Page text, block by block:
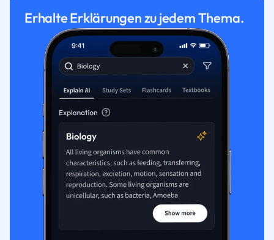
Erhalte Erklärungen zu jedem Thema.